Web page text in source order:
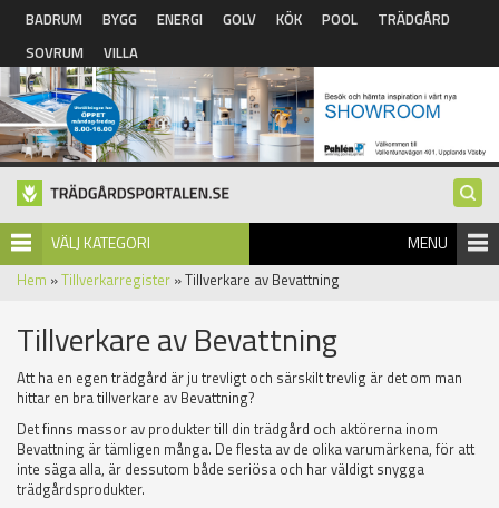
Hoppa till huvudinnehåll
BADRUM BYGG ENERGI GOLV KÖK POOL
TRÄDGÅRD
SOVRUM
VILLA
VÄLJ KATEGORI MENU
Hem »Tillverkarregister » Tillverkare av Bevattning
Tillverkare av Bevattning
Att ha en egen trädgård är ju trevligt och särskilt trevlig är det om man
hittar en bra tillverkare av Bevattning?
Det finns massor av produkter till din trädgård och aktörerna inom
Bevattning är tämligen många. De flesta av de olika varumärkena, för att
inte säga alla, är dessutom både seriösa och har väldigt snygga
trädgårdsprodukter.